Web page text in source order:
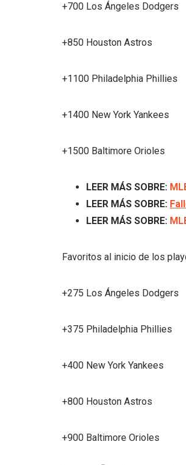
+700 Los Ángeles Dodgers
+850 Houston Astros
+1100 Philadelphia Phillies
+1400 New York Yankees
+1500 Baltimore Orioles
LEER MÁS SOBRE:
LEER MÁS SOBRE:
LEER MÁS SOBRE:
Favoritos al inicio de los
+275 Los Ángeles Dodgers
+375 Philadelphia Phillies
+400 New York Yankees
+800 Houston Astros
+900 Baltimore Orioles